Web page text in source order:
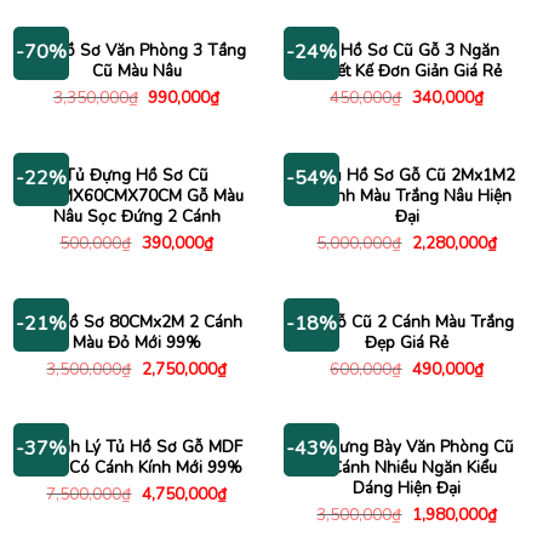
2,180,000₫.
-70%
Tủ Hồ Sơ Văn Phòng 3 Tầng
Cũ Màu Nâu
3,350,000₫ Giá
990,000₫Giá
hiện
990,000₫.
-24%Tủ Hồ Sơ Cũ Gỗ 3 Ngăn
Thiết Kế Đơn Giản Giá Rẻ
450,000₫ Giá
340,000₫Giá
hiện
-22%Tủ Đựng Hồ Sơ Cũ
50CMX60CMX70CM Gỗ Màu
Nâu Sọc Đứng 2 Cánh
500,000₫ Giá
390,000₫Giá
hiện
390,000₫.
-54%
Kệ Tủ Hồ Sơ Gỗ Cũ 2Mx1M2
3 Cánh Màu Trắng Nâu Hiện
Đại
5,000,000₫ Giá
gốc
2,280,000₫Giá
hiện
-21%
Tủ Hồ Sơ 80CMx2M 2 Cánh
Màu Đỏ Mới 99%
3,500,000₫ Giá
gốc
2,750,000₫Giá
hiện
2,750,000₫.
-18%
Tủ Gỗ Cũ 2 Cánh Màu Trắng
Đẹp Giá Rẻ
600,000₫ Giá
490,000₫Giá
hiện
-37%
Thanh Lý Tủ Hồ Sơ Gỗ MDF
1m6 Có Cánh Kính Mới 99%
7,500,000₫ Giá
gốc
4,750,000₫Giá
hiện
-43%
Kệ Trưng Bày Văn Phòng Cũ
3 Cánh Nhiều Ngăn Kiểu
Dáng Hiện Đại
3,500,000₫ Giá
gốc
1,980,000₫Giá
hiện